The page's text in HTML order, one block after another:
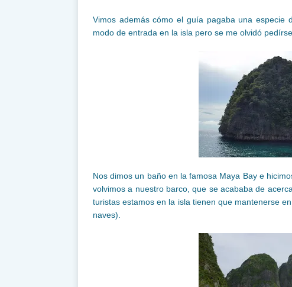
Vimos además cómo el guía pagaba una
modo de entrada en la isla pero se me olvidó
Nos dimos un baño en la famosa Maya Bay e
volvimos a nuestro barco, que se acababa de
turistas estamos en la isla tienen que mantenerse
naves).